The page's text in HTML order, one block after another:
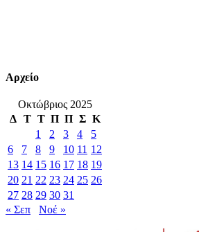
Αρχείο
Οκτώβριος 2025
Δ Τ Τ Π Π Σ Κ
1
2 3 4
5
6
7 8 9 10 11 12
13 14 15 16 17 18 19
20 21 22 23 24 25 26
27 28 29 30 31
« Σεπ
Νοέ »